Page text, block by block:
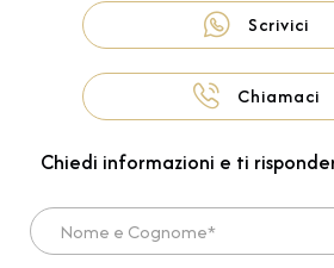
Scrivici
Chiamaci
Chiedi informazioni e ti
Nome e Cognome*